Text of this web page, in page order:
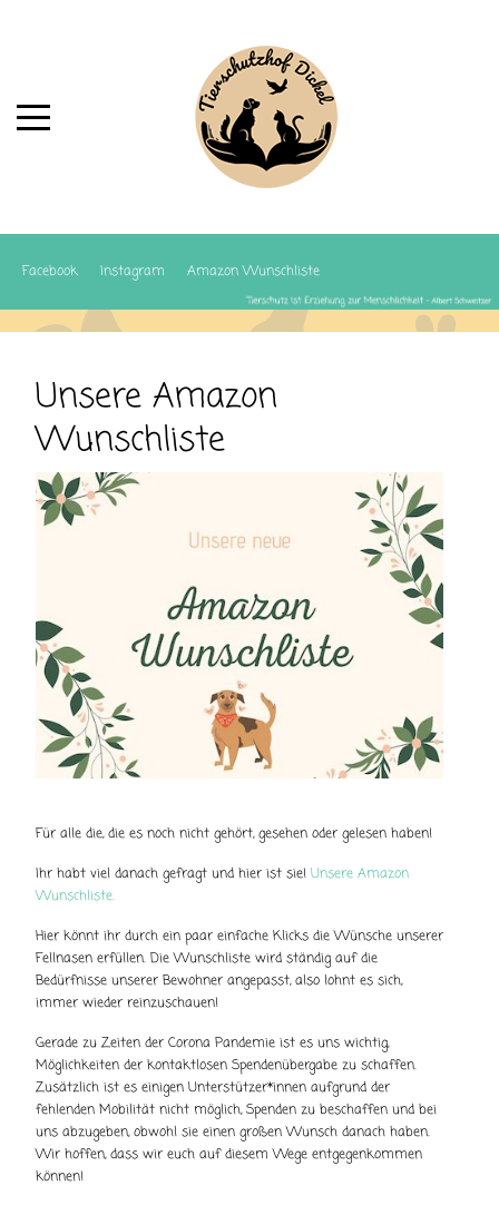
Facebook Instagram Amazon Wunschliste
Unsere Amazon
Wunschliste
Für alle die, die es noch nicht gehört, gesehen oder gelesen haben!
Ihr habt viel danach gefragt und hier ist sie! Unsere Amazon
Wunschliste.
Hier könnt ihr durch ein paar einfache Klicks die Wünsche unserer
Fellnasen erfüllen. Die Wunschliste wird ständig auf die
Bedürfnisse unserer Bewohner angepasst, also lohnt es sich,
immer wieder reinzuschauen!
Gerade zu Zeiten der Corona Pandemie ist es uns wichtig,
Möglichkeiten der kontaktlosen Spendenübergabe zu schaffen.
Zusätzlich ist es einigen Unterstützer*innen aufgrund der
fehlenden Mobilität nicht möglich, Spenden zu beschaffen und bei
uns abzugeben, obwohl sie einen großen Wunsch danach haben.
Wir hoffen, dass wir euch auf diesem Wege entgegenkommen
können!